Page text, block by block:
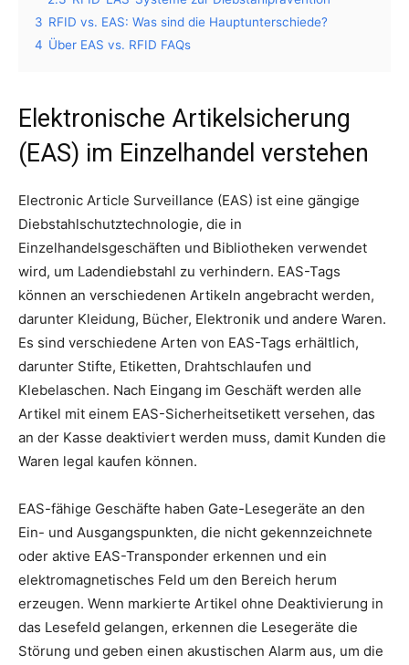
3 RFID vs. EAS: Was sind die Hauptunterschiede?
4 Über EAS vs. RFID FAQs
Elektronische Artikelsicherung
(EAS) im Einzelhandel verstehen
Electronic Article Surveillance (EAS) ist eine gängige
Diebstahlschutztechnologie, die in
Einzelhandelsgeschäften und Bibliotheken verwendet
wird, um Ladendiebstahl zu verhindern. EAS-Tags
können an verschiedenen Artikeln angebracht werden,
darunter Kleidung, Bücher, Elektronik und andere Waren.
Es sind verschiedene Arten von EAS-Tags erhältlich,
darunter Stifte, Etiketten, Drahtschlaufen und
Klebelaschen. Nach Eingang im Geschäft werden alle
Artikel mit einem EAS-Sicherheitsetikett versehen, das
an der Kasse deaktiviert werden muss, damit Kunden die
Waren legal kaufen können.
EAS-fähige Geschäfte haben Gate-Lesegeräte an den
Ein- und Ausgangspunkten, die nicht gekennzeichnete
oder aktive EAS-Transponder erkennen und ein
elektromagnetisches Feld um den Bereich herum
erzeugen. Wenn markierte Artikel ohne Deaktivierung in
das Lesefeld gelangen, erkennen die Lesegeräte die
Störung und geben einen akustischen Alarm aus, um die